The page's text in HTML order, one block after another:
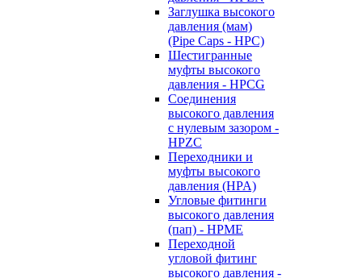
Заглушка высокого
давления (мам)
(Pipe Caps - HPC)
Шестигранные
муфты высокого
давления - HPCG
Соединения
высокого давления
с нулевым зазором -
HPZC
Переходники и
муфты высокого
давления (HPA)
Угловые фитинги
высокого давления
(пап) - HPME
Переходной
угловой фитинг
высокого давления -